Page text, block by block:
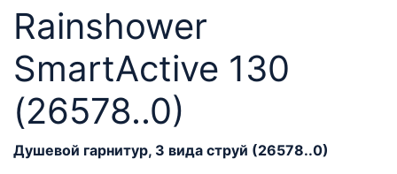
Rainshower
SmartActive 130
(26578..0)
Душевой гарнитур, 3 вида струй (26578..0)